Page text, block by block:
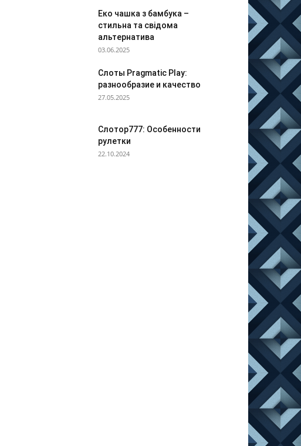
Еко чашка з бамбука –
стильна та свідома
альтернатива
03.06.2025
Слоты Pragmatic Play:
разнообразие и качество
27.05.2025
Слотор777: Особенности
рулетки
22.10.2024